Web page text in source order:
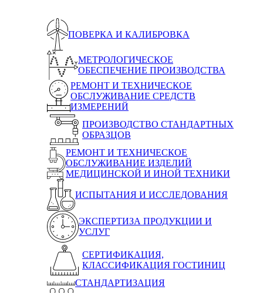
ПОВЕРКА И КАЛИБРОВКА
МЕТРОЛОГИЧЕСКОЕ
ОБЕСПЕЧЕНИЕ ПРОИЗВОДСТВА
РЕМОНТ И ТЕХНИЧЕСКОЕ
ОБСЛУЖИВАНИЕ СРЕДСТВ
ИЗМЕРЕНИЙ
ПРОИЗВОДСТВО СТАНДАРТНЫХ
ОБРАЗЦОВ
РЕМОНТ И ТЕХНИЧЕСКОЕ
ОБСЛУЖИВАНИЕ ИЗДЕЛИЙ
МЕДИЦИНСКОЙ И ИНОЙ ТЕХНИКИ
ИСПЫТАНИЯ И ИССЛЕДОВАНИЯ
ЭКСПЕРТИЗА ПРОДУКЦИИ И
УСЛУГ
СЕРТИФИКАЦИЯ,
КЛАССИФИКАЦИЯ ГОСТИНИЦ
СТАНДАРТИЗАЦИЯ